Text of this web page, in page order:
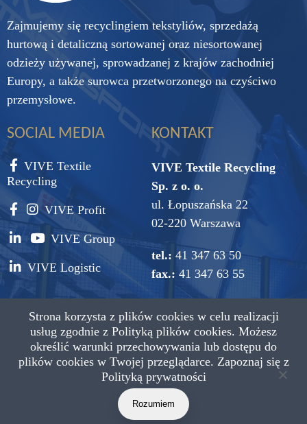
Zajmujemy się recyclingiem tekstyliów, sprzedażą
hurtową i detaliczną sortowanej oraz niesortowanej
odzieży używanej, sprowadzanej z krajów zachodniej
Europy, a także surowca przetworzonego na czyściwo
przemysłowe.
SOCIAL MEDIA
VIVE Textile
Recycling
VIVE Profit
VIVE Group
VIVE Logistic
KONTAKT
VIVE Textile Recycling
Sp. z o. o.
ul. Łopuszańska 22
02-220 Warszawa
tel.: 41 347 63 50
fax.: 41 347 63 55
Copyright © 2021 VIVE Textile Recycling Wszystkie prawa
Strona korzysta z plików cookies w celu realizacji
usług zgodnie z Polityką plików cookies. Możesz
określić warunki przechowywania lub dostępu do
plików cookies w Twojej przeglądarce. Zapoznaj się z
Polityką prywatności
Rozumiem